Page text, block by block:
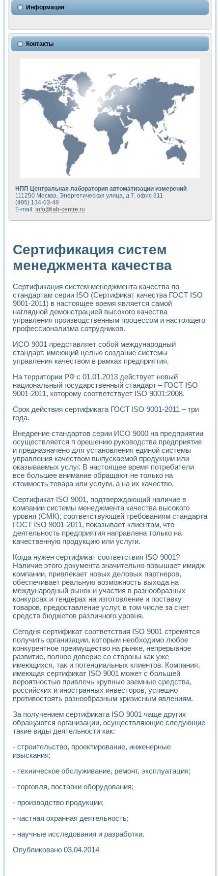
Исследовние возможности создания измерителя ВАХ
Математическое моделирование генератора сигналов -
Применение осциллографического модуля с высоким
Симуляция отклика импульсного радиолокационного
Автоматизация формирования уравнений состояния для
Разработка автоматизированного стенда для измерения
Применение среды LabVIEW для построения картины
Портативная система для определения показателей
Использование LabVIEW для управления источником
Устройство для снятия вольт-амперных характеристик
Передовые научные технологии: нано-, фемто-,
Автоматизированная установка по измерению временных
Автоматизированный лабораторный комплекс на базе
Визуализация моделирования и оптимизации тепловой
Виртуальный прибор для исследования функциональных
Исследование возможности создания экономичного
Исследование кинетики движения макрочастиц в
Метод прогнозирования свойств дисперсных продуктов
Недорогая система управления сверхпроводящим
Применение технологий NI в курсе экспериментальной
Расчет переноса аэрозоля и выпадения осадка в
Применение NI VISION для геометрического анализа в
Система температурной стабилизации
Управление движением с помощью программно -
Система управления асинхронным тиристорным
Лазерный профилометр
Применение средств NATIONAL INSTRUMENTS для
Разработка автоматизированного стенда для
Автоматизированный стенд рентгеновской диагностики
Высокочувствительные оптоэлектронные
Установка для измерения диэлектрических свойств
Исследование кинетики зарождения и развития
Лабораторный электрический импедансный томограф на
Метод траекторий в исследовании
Промышленная автоматизация
Автоматизация технологических процессов получения
Использование систем технического зрения для контроля
Разработка виртуальных тренажеров путем
Система блокировок, сигнализации и защиты ускорителя
Система сбора данных и управления процессом
Управление температурой газовой среды специальной
Разработка программного обеспечения с
Использование технологий NATIONAL INSTRUMENTS
Автоматизация реометрических исследований на базе
Применение измерителя иммитанса для исследова¬ния
Исследование электромагнитных переходных процессов
Стенд для исследования электрических переходных
Автоматизация контроля сварных швов на базе
Моделирование надежности и эффективности систем
Лабораторные практикумы и учебные стенды
Автоматизация лабораторного стенда по измерению
Автоматизированные лабораторные комплексы для
Виртуальный прибор для исследования нелинейных
Использование виртуальных приборов в процесе
Использование программ ELECTRONICS WORKBENCH-
Лабораторный практикум по ИНС на основе LabVIEW
Лабораторный практикум по основам теории коммутации
Опыт использования NI LabVIEW для создания
Применение LabVIEW для исследования течения в
Создание виртуальной работы «Изучение магнитных
Обратный маятник
Устройство для изучения основ интерфейсов обмена по
Лабораторный практикум: изучение адиабатического
Система статистической обработки результатов
Автоматизация лазерно-плазменных измерений с
Модельно-измерительный комплекс. Назначение. Состав.
Использование технологий NATIONAL INSTRUMENTS
Оборудование и программное обеспечение учебных
Виртуальный лабораторный практикум для изучения
Управление роботом ТУР-10 средствами LabVIEW
Аппаратно-программный комплекс для исследования
Исследование возможности реставрации одномерных
Разработка модификаций алгоритма полигармонической
Учебный стенд для исследования принципа действия
Информация
Контакты
НПП Центральная лаборатория автоматизации измерений
111250 Москва, Энергетическая улица, д.7, офис 311
(495) 134-03-49
E-mail: info@lab-centre.ru
Сертификация систем
менеджмента качества
Сертификация систем менеджмента качества по
стандартам серии ISO (Сертификат качества ГОСТ ISO
9001-2011) в настоящее время является самой
наглядной демонстрацией высокого качества
управления производственным процессом и настоящего
профессионализма сотрудников.
ИСО 9001 представляет собой международный
стандарт, имеющий целью создание системы
управления качеством в рамках предприятия.
На территории РФ c 01.01.2013 действует новый
национальный государственный стандарт – ГОСТ ISO
9001-2011, которому соответствует ISO 9001:2008.
Срок действия сертификата ГОСТ ISO 9001-2011 – три
года.
Внедрение стандартов серии ИСО 9000 на предприятии
осуществляется п орешению руководства предприятия
и предназначено для установления единой системы
управления качеством выпускаемой продукции или
оказываемых услуг. В настоящее время потребители
все большее внимание обращают не только на
стоимость товара или услуги, а на их качество.
Сертификат ISO 9001, подтверждающий наличие в
компании системы менеджмента качества высокого
уровня (СМК), соответствующей требованиям стандарта
ГОСТ ISO 9001-2011, показывает клиентам, что
деятельность предприятия направлена только на
качественную продукцию или услуги.
Когда нужен сертификат соответствия ISO 9001?
Наличие этого документа значительно повышает имидж
компании, привлекает новых деловых партнеров,
обеспечивает реальную возможность выхода на
международный рынок и участия в разнообразных
конкурсах и тендерах на изготовление и поставку
товаров, предоставление услуг, в том числе за счет
средств бюджетов различного уровня.
Сегодня сертификат соответствия ISO 9001 стремятся
получить организации, которым необходимо любое
конкурентное преимущество на рынке, непрерывное
развитие, полное доверие со стороны как уже
имеющихся, так и потенциальных клиентов. Компания,
имеющая сертификат ISO 9001 может с большей
вероятностью привлечь крупные заемные средства,
российских и иностранных инвесторов, успешно
противостоять разнообразным кризисным явлениям.
За получением сертификата ISO 9001 чаще других
обращаются организации, осуществляющие следующие
такие виды деятельности как:
- строительство, проектирование, инженерные
изыскания;
- техническое обслуживание, ремонт, эксплуатация;
- торговля, поставки оборудования;
- производство продукции;
- частная охранная деятельность;
- научные исследования и разработки.
Опубликовано 03.04.2014